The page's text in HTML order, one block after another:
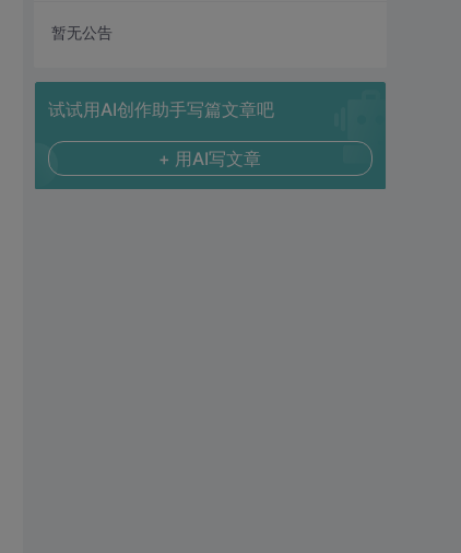
暂无公告
试试用AI创作助手写篇文章吧
+ 用AI写文章